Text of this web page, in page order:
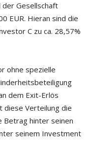
der Gesellschaft
EUR. Hieran sind die
C zu ca. 28,57%
ohne spezielle
dem Exit-Erlös
diese Verteilung die
Betrag hinter seinen
seinem Investment